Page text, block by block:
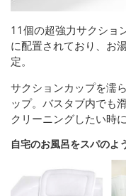
11個の超強力サクショ
に配置されており、お
定。
サクションカップを濡
ップ。バスタブ内でも
クリーニングしたい時
自宅のお風呂をスパのよ